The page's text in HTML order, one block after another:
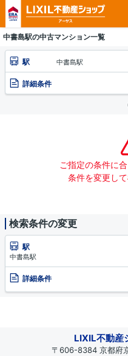
中書島駅の中古マンション一覧
駅 中書島駅
詳細条件
ご指定の条件に
条件を変更し
検索条件の変更
駅
中書島駅
詳細条件
LIXIL不動産
〒606-8384 京都府